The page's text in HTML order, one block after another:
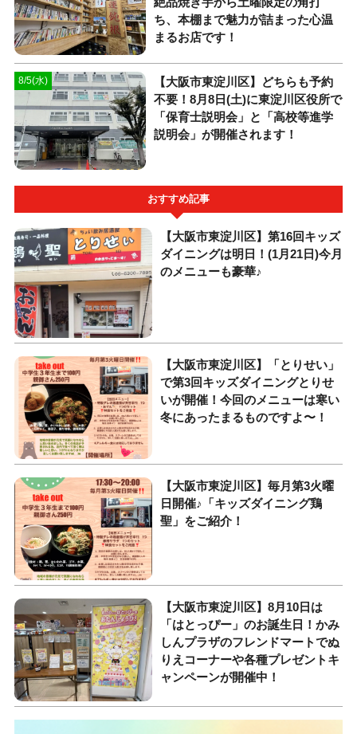
ち、本棚まで魅力が詰まった心温
まるお店です！
8/5(水)
【大阪市東淀川区】どちらも予約
不要！8月8日(土)に東淀川区役所で
「保育士説明会」と「高校等進学
説明会」が開催されます！
おすすめ記事
【大阪市東淀川区】第16回キッズ
ダイニングは明日！(1月21日)今月
のメニューも豪華♪
【大阪市東淀川区】「とりせい」
で第3回キッズダイニングとりせ
いが開催！今回のメニューは寒い
冬にあったまるものですよ〜！
【大阪市東淀川区】毎月第3火曜
日開催♪「キッズダイニング鶏
聖」をご紹介！
【大阪市東淀川区】8月10日は
「はとっぴー」のお誕生日！かみ
しんプラザのフレンドマートでぬ
りえコーナーや各種プレゼントキ
ャンペーンが開催中！